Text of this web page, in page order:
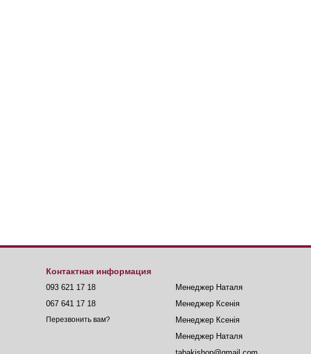
Контактная информация
093 621 17 18
067 641 17 18
Перезвонить вам?
Менеджер Наталя
Менеджер Ксенія
Менеджер Ксенія
Менеджер Наталя